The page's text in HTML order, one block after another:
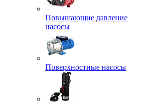
Повышающие давление
насосы
Поверхностные насосы